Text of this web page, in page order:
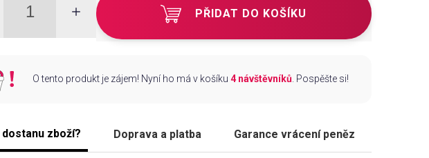
PŘIDAT DO KOŠÍKU
O tento produkt je zájem! Nyní ho má v košíku 4 návštěvníků. Pospěšte si!
dostanu zboží? Doprava a platba Garance vrácení peněz